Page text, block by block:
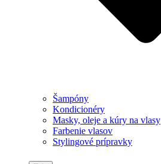
Šampóny
Kondicionéry
Masky, oleje a kúry na vlasy
Farbenie vlasov
Stylingové prípravky